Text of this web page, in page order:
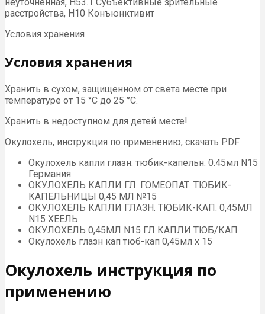
расстройства, H10 Конъюнктивит
Условия хранения
Условия хранения
Хранить в сухом, защищенном от света месте при
температуре от 15 °С до 25 °С.
Хранить в недоступном для детей месте!
Окулохель, инструкция по применению, скачать PDF
Окулохель капли глазн. тюбик-капельн. 0.45мл N15
Германия
ОКУЛОХЕЛЬ КАПЛИ ГЛ. ГОМЕОПАТ. ТЮБИК-
КАПЕЛЬНИЦЫ 0,45 МЛ №15
ОКУЛОХЕЛЬ КАПЛИ ГЛАЗН. ТЮБИК-КАП. 0,45МЛ
N15 ХЕЕЛЬ
ОКУЛОХЕЛЬ 0,45МЛ N15 ГЛ КАПЛИ ТЮБ/КАП
Окулохель глазн кап тюб-кап 0,45мл х 15
Окулохель инструкция по
применению